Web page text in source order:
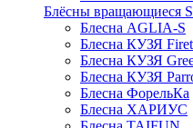
Блёсны вращающиеся
Блесна AGLIA-S
Блесна КУЗЯ
Блесна КУЗЯ
Блесна КУЗЯ
Блесна ФорельКа
Блесна ХАРИУС